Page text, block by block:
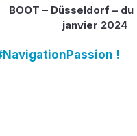
BOOT – Düsseldorf – du
janvier 2024
!